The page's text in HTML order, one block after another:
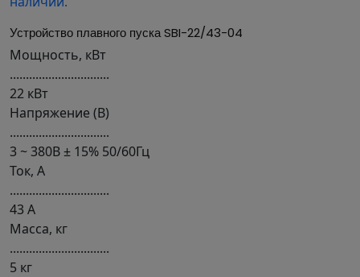
Устройство плавного пуска SBI-22/43-04
Мощность, кВт
...............................
22 кВт
Напряжение (В)
...............................
3 ~ 380В ± 15% 50/60Гц
Ток, А
...............................
43 А
Масса, кг
...............................
5 кг